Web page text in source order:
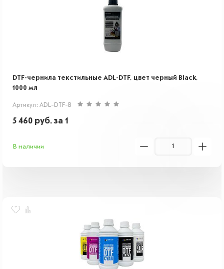
DTF-чернила текстильные ADL-DTF, цвет черный Black,
1000 мл
Артикул: ADL-DTF-B
5 460 руб.за 1
В наличии